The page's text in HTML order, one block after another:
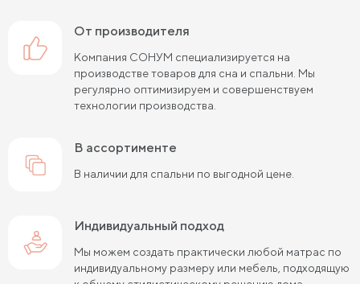
от производителя
Компания СОНУМ специализируется на
производстве товаров для сна и спальни. Мы
регулярно оптимизируем и совершенствуем
технологии производства.
в ассортименте
В наличии для спальни по выгодной цене.
Индивидуальный подход
Мы можем создать практически любой матрас по
индивидуальному размеру или мебель, подходящую